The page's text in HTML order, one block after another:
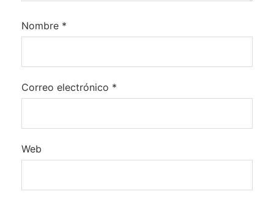
Nombre *
Correo electrónico *
Web